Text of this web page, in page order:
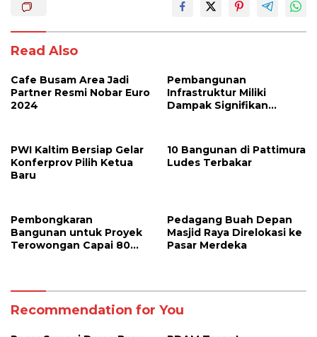
Read Also
Cafe Busam Area Jadi
Partner Resmi Nobar Euro
2024
Pembangunan
Infrastruktur Miliki
Dampak Signifikan
PWI Kaltim Bersiap Gelar
Konferprov Pilih Ketua
Baru
10 Bangunan di Pattimura
Ludes Terbakar
Pembongkaran
Bangunan untuk Proyek
Terowongan Capai 80
Pedagang Buah Depan
Masjid Raya Direlokasi ke
Pasar Merdeka
Recommendation for You